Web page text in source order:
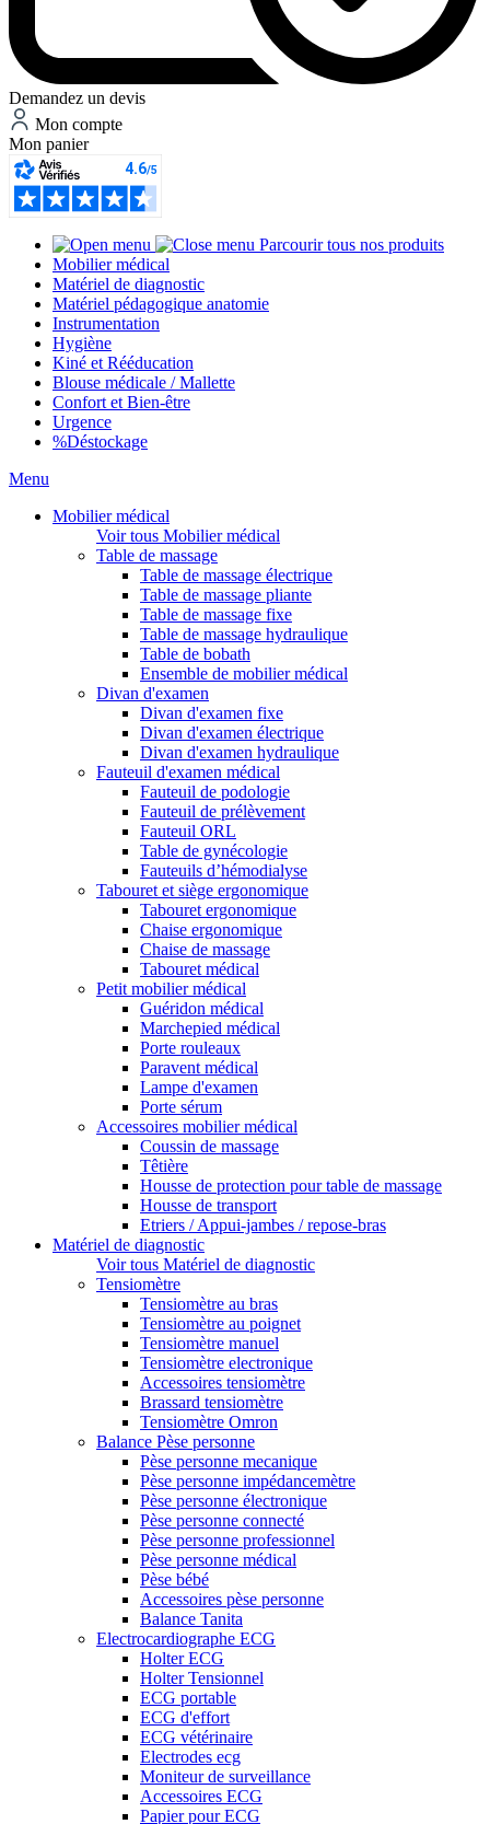
Demandez un devis
Mon compte
Mon panier
Parcourir tous nos produits
Mobilier médical
Matériel de diagnostic
Matériel pédagogique anatomie
Instrumentation
Hygiène
Kiné et Rééducation
Blouse médicale / Mallette
Confort et Bien-être
Urgence
%Déstockage
Menu
Mobilier médical
Voir tous Mobilier médical
Table de massage
Table de massage électrique
Table de massage pliante
Table de massage fixe
Table de massage hydraulique
Table de bobath
Ensemble de mobilier médical
Divan d'examen
Divan d'examen fixe
Divan d'examen électrique
Divan d'examen hydraulique
Fauteuil d'examen médical
Fauteuil de podologie
Fauteuil de prélèvement
Fauteuil ORL
Table de gynécologie
Fauteuils d’hémodialyse
Tabouret et siège ergonomique
Tabouret ergonomique
Chaise ergonomique
Chaise de massage
Tabouret médical
Petit mobilier médical
Guéridon médical
Marchepied médical
Porte rouleaux
Paravent médical
Lampe d'examen
Porte sérum
Accessoires mobilier médical
Coussin de massage
Têtière
Housse de protection pour table de massage
Housse de transport
Etriers / Appui-jambes / repose-bras
Matériel de diagnostic
Voir tous Matériel de diagnostic
Tensiomètre
Tensiomètre au bras
Tensiomètre au poignet
Tensiomètre manuel
Tensiomètre electronique
Accessoires tensiomètre
Brassard tensiomètre
Tensiomètre Omron
Balance Pèse personne
Pèse personne mecanique
Pèse personne impédancemètre
Pèse personne électronique
Pèse personne connecté
Pèse personne professionnel
Pèse personne médical
Pèse bébé
Accessoires pèse personne
Balance Tanita
Electrocardiographe ECG
Holter ECG
Holter Tensionnel
ECG portable
ECG d'effort
ECG vétérinaire
Electrodes ecg
Moniteur de surveillance
Accessoires ECG
Papier pour ECG